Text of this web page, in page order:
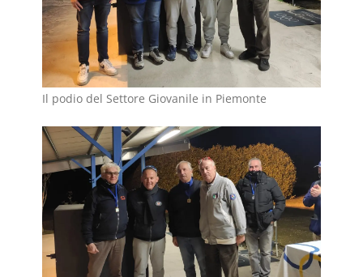
Il podio del Settore Giovanile in Piemonte